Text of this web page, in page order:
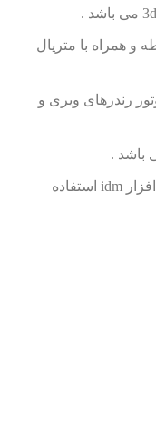
و همراه با متریال
رندرهای ویری و
برای تسریع در دانلود فایل ها از نرم افزار idm استفاده